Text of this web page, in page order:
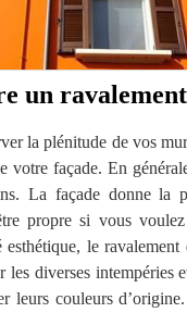
un ravalement
la plénitude de vos
votre façade. En
La façade donne la
propre si vous
le ravalement
les diverses intempéries
leurs couleurs